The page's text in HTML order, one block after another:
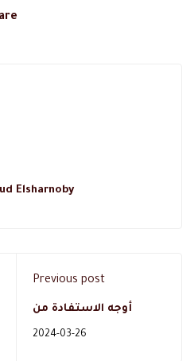
Elsharnoby
Previous post
أوجه الاستفادة من
2024-03-26